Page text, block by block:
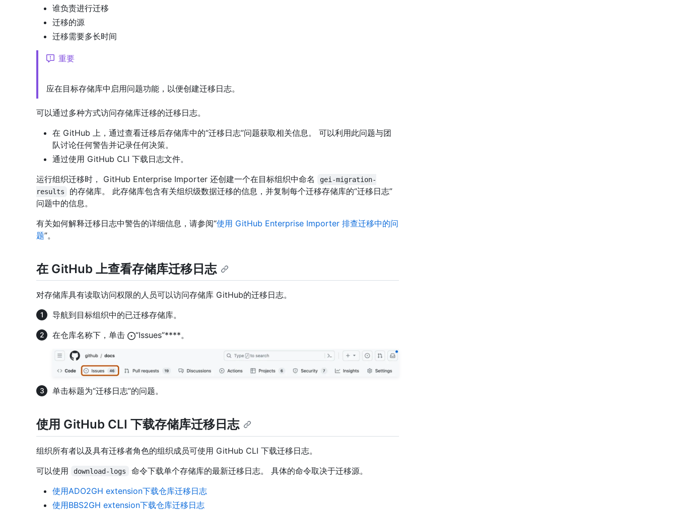
谁负责进行迁移
迁移的源
迁移需要多长时间
重要
应在目标存储库中启用问题功能，以便创建迁移日志。
可以通过多种方式访问存储库迁移的迁移日志。
在 GitHub 上，通过查看迁移后存储库中的“迁移日志”问题获取相关信息。 可以利用此问题与团
队讨论任何警告并记录任何决策。
通过使用 GitHub CLI 下载日志文件。
运行组织迁移时， GitHub Enterprise Importer 还创建一个在目标组织中命名
gei-migration-
results
的存储库。 此存储库包含有关组织级数据迁移的信息，并复制每个迁移存储库的“迁移日志”
问题中的信息。
有关如何解释迁移日志中警告的详细信息，请参阅“使用 GitHub Enterprise Importer 排查迁移中的问
题”。
在 GitHub 上查看存储库迁移日志
对存储库具有读取访问权限的人员可以访问存储库 GitHub的迁移日志。
导航到目标组织中的已迁移存储库。
在仓库名称下，单击
“Issues”****。
单击标题为“迁移日志”的问题。
使用 GitHub CLI 下载存储库迁移日志
组织所有者以及具有迁移者角色的组织成员可使用 GitHub CLI 下载迁移日志。
可以使用
download-logs
命令下载单个存储库的最新迁移日志。 具体的命令取决于迁移源。
使用ADO2GH extension下载仓库迁移日志
使用BBS2GH extension下载仓库迁移日志